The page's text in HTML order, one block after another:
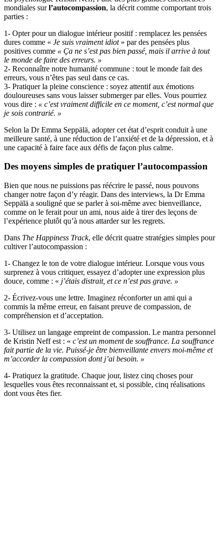
mondiales surl’autocompassion, la décrit comme comportant trois
parties :
1- Opter pour un dialogue intérieur positif : remplacez les pensées
dures comme « Je suis vraiment idiot» par des pensées plus
positives comme « Ça ne s’est pas bien passé, mais il arrive à tout
le monde de faire des erreurs. »
2- Reconnaître notre humanité commune : tout le monde fait des
erreurs, vous n’êtes pas seul dans ce cas.
3- Pratiquer la pleine conscience : soyez attentif aux émotions
douloureuses sans vous laisser submerger par elles. Vous pourriez
vous dire : « c’est vraiment difficile en ce moment, c’est normal que
je sois contrarié. »
Selon la Dr Emma Seppälä, adopter cet état d’esprit conduit à une
meilleure santé, à une réduction de l’anxiété et de la dépression, et à
une capacité à faire face aux défis de façon plus calme.
Des moyens simples de pratiquer l’autocompassion
Bien que nous ne puissions pas réécrire le passé, nous pouvons
changer notre façon d’y réagir. Dans des interviews, la Dr Emma
Seppälä a souligné que se parler à soi-même avec bienveillance,
comme on le ferait pour un ami, nous aide à tirer des leçons de
l’expérience plutôt qu’à nous attarder sur les regrets.
Dans The Happiness Track, elle décrit quatre stratégies simples pour
cultiver l’autocompassion :
1- Changez le ton de votre dialogue intérieur. Lorsque vous vous
surprenez à vous critiquer, essayez d’adopter une expression plus
douce, comme : « j’étais distrait, et ce n’est pas grave. »
2- Écrivez-vous une lettre. Imaginez réconforter un ami qui a
commis la même erreur, en faisant preuve de compassion, de
compréhension et d’acceptation.
3- Utilisez un langage empreint de compassion. Le mantra personnel
de Kristin Neff est : « c’est un momentde souffrance. La souffrance
fait partie de la vie. Puissé-je être bienveillante envers moi-même et
m’accorder la compassion dont j’ai besoin. »
4- Pratiquez la gratitude. Chaque jour, listez cinq choses pour
lesquelles vous êtes reconnaissant et, si possible, cinq réalisations
dont vous êtes fier.